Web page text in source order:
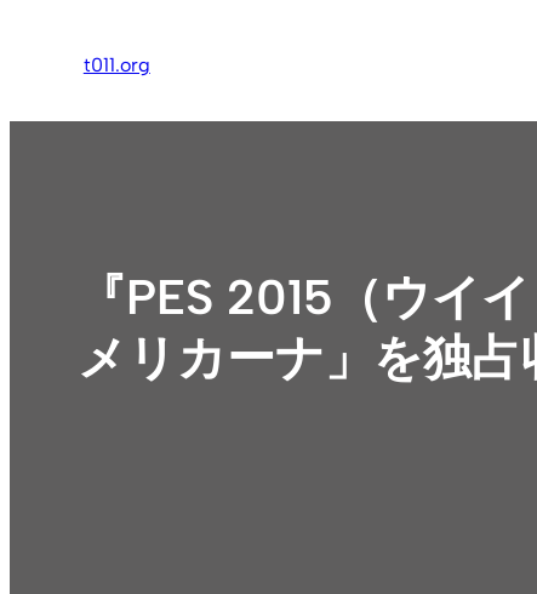
ス
t011.org
『PES 2015（ウイ
メリカーナ」を独占